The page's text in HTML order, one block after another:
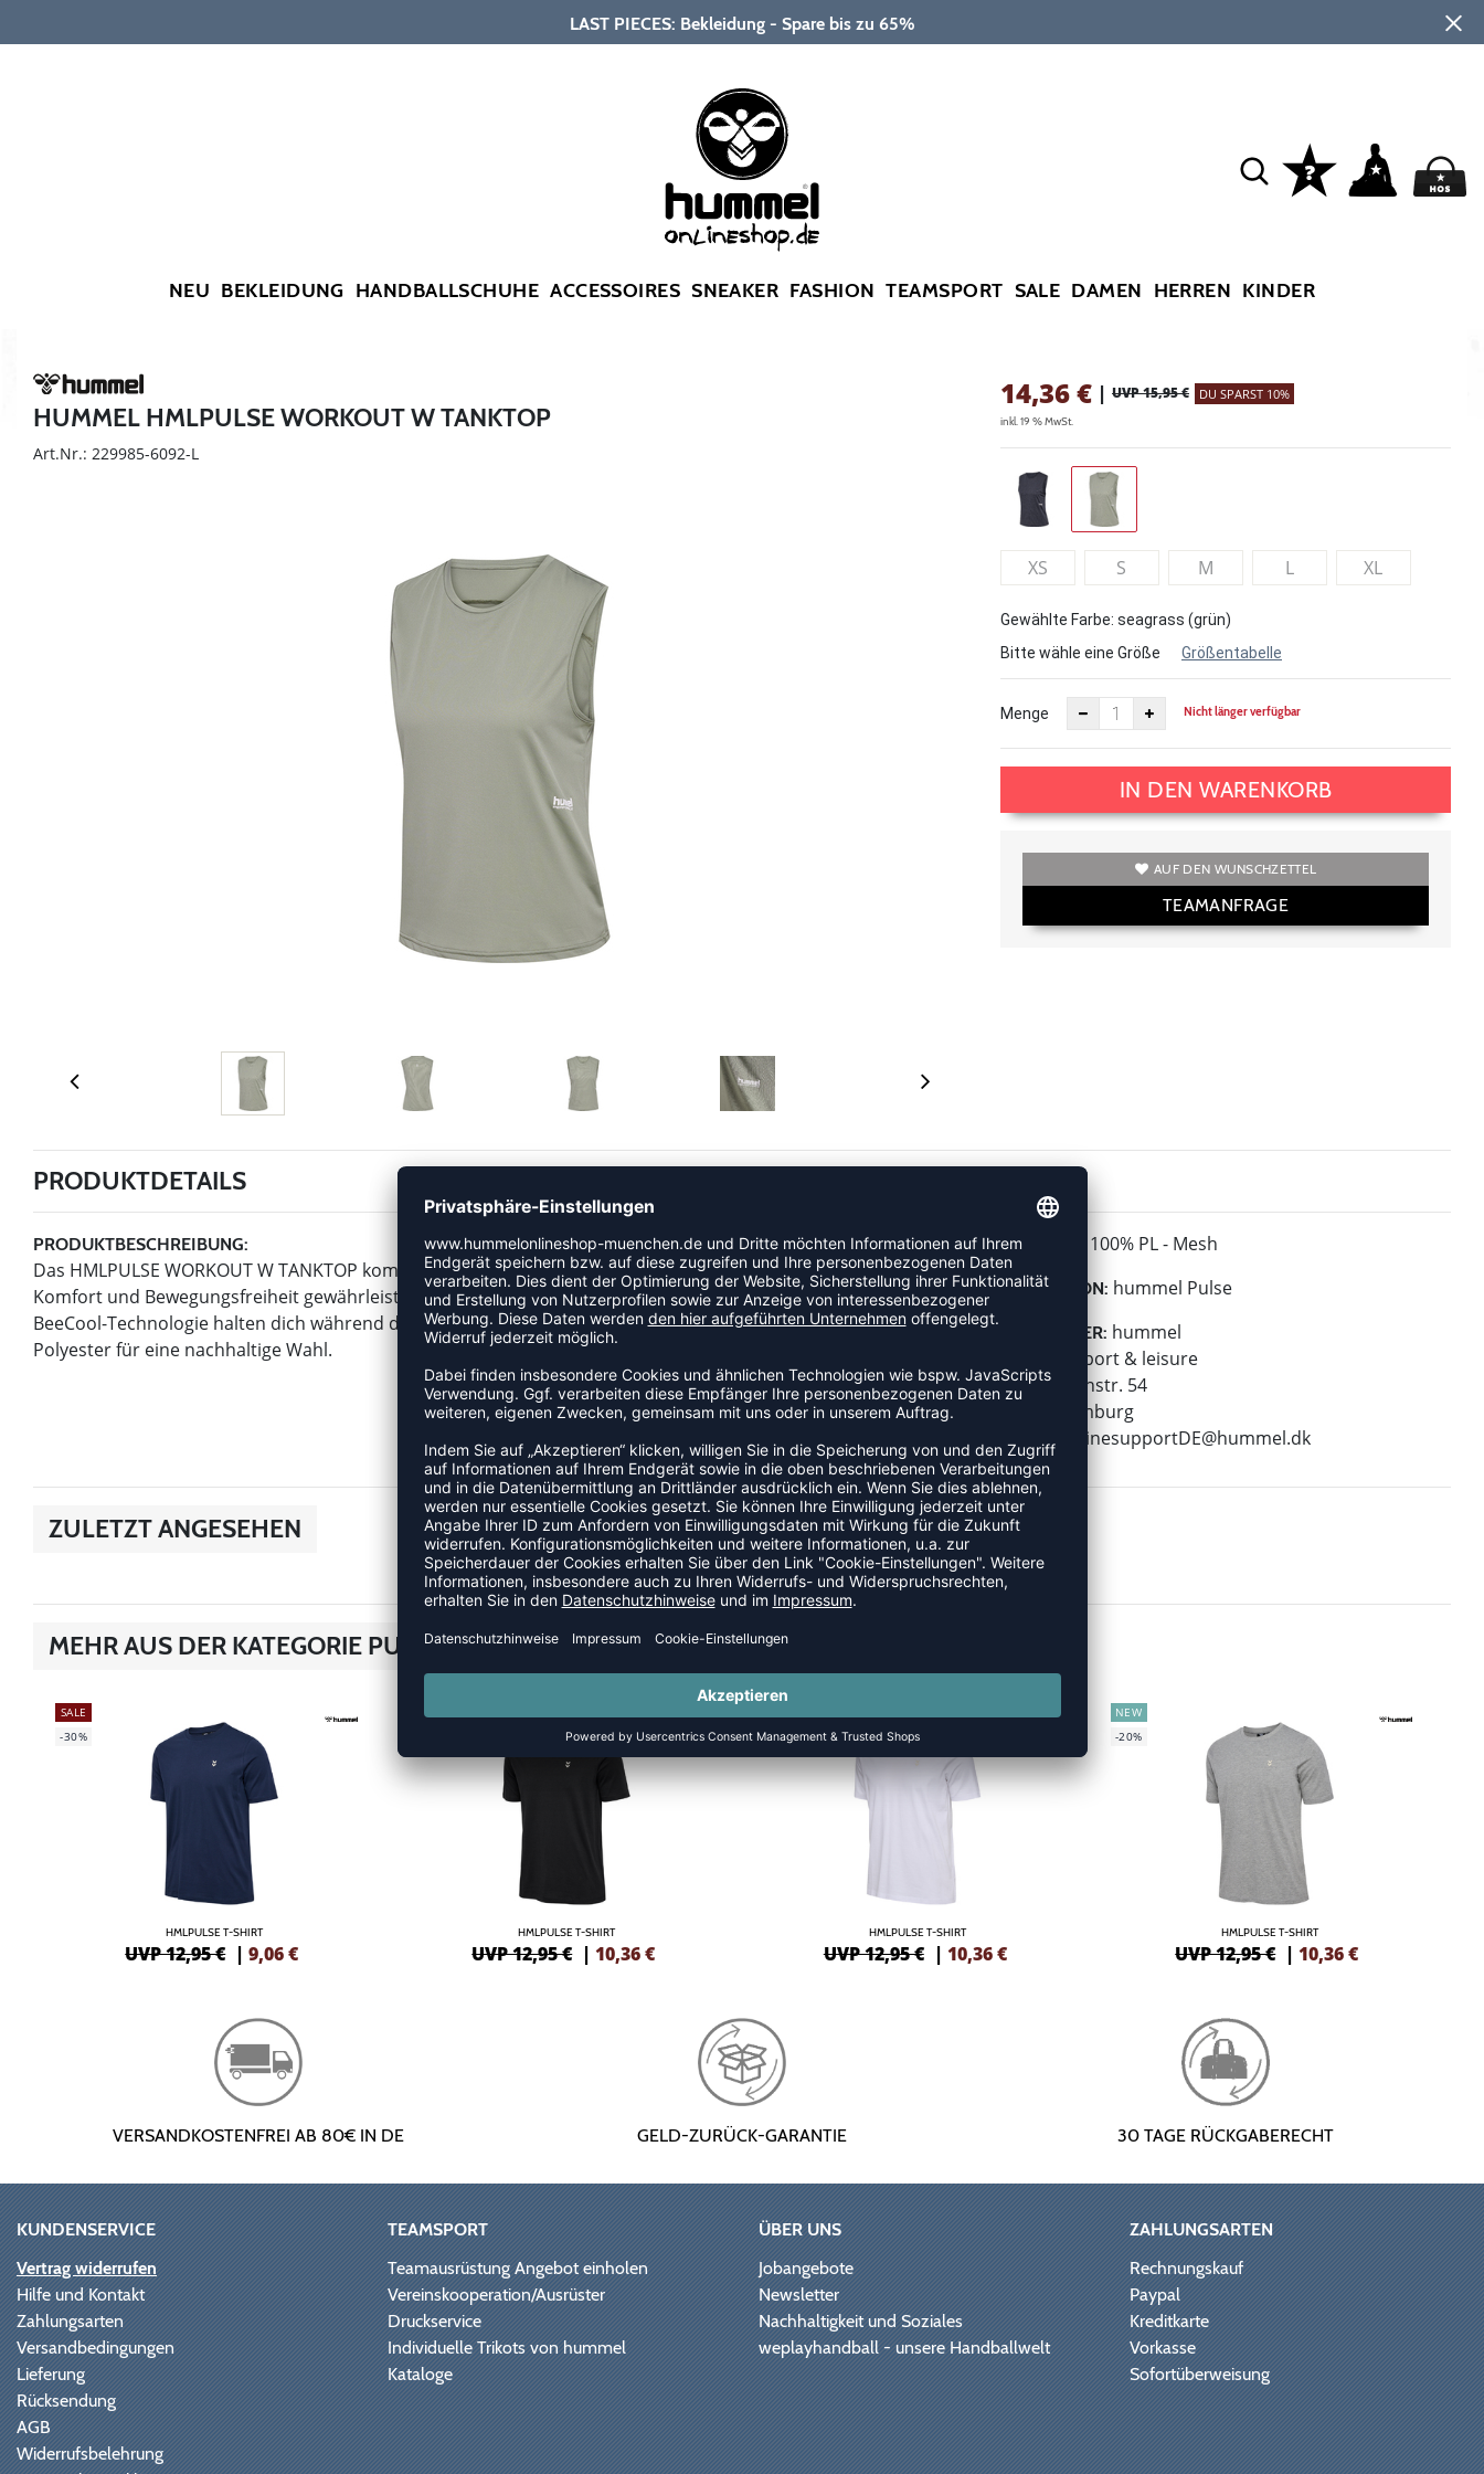
LAST PIECES: Bekleidung - Spare bis zu 65%
NEU BEKLEIDUNG HANDBALLSCHUHE ACCESSOIRES SNEAKER FASHION TEAMSPORT SALE DAMEN HERREN KINDER
HUMMEL HMLPULSE WORKOUT W TANKTOP
Art.Nr.: 229985-6092-L
14,36€ | UVP 15,95 € DU SPARST 10%
inkl. 19 % MwSt.
XS S M L XL
Gewählte Farbe: seagrass (grün)
Bitte wähle eine Größe
Größentabelle
Menge Nicht länger verfügbar
IN DEN WARENKORB
AUF DEN WUNSCHZETTEL
TEAMANFRAGE
PRODUKTDETAILS
PRODUKTBESCHREIBUNG:
Das HMLPULSE WORKOUT W TANKTOP kombiniert Atmungsaktivität und Funktionalität mit Jerseymaterial, das
Komfort und Bewegungsfreiheit gewährleistet. Die fluorfreie, wasserbasierte Drucktechnologie und hummels
BeeCool-Technologie halten dich während des Trainings trocken und kühl. Hergestellt aus 100 % recyceltem
Polyester für eine nachhaltige Wahl.
MATERIAL: 100% PL - Mesh
KOLLEKTION: hummel Pulse
HERSTELLER: hummel
hummel sport & leisure
Leverkusenstr. 54
22761 Hamburg
E-Mail:
onlinesupportDE@hummel.dk
ZULETZT ANGESEHEN
MEHR AUS DER KATEGORIE PULSE
SALE
-30%
HMLPULSE T-SHIRT
UVP 12,95 € |9,06€
NEW
HMLPULSE T-SHIRT
UVP 12,95 € |10,36€
-20%
HMLPULSE T-SHIRT
UVP 12,95 € | 10,36€
NEW
-20%
HMLPULSE T-SHIRT
UVP 12,95 € |10,36€
VERSANDKOSTENFREI AB 80€ IN DE GELD-ZURÜCK-GARANTIE 30 TAGE RÜCKGABERECHT
KUNDENSERVICE
Vertrag widerrufen
Hilfe und Kontakt
Zahlungsarten
Versandbedingungen
Lieferung
Rücksendung
AGB
Widerrufsbelehrung
TEAMSPORT
Teamausrüstung Angebot einholen
Vereinskooperation/Ausrüster
Druckservice
Individuelle Trikots von hummel
Kataloge
ÜBER UNS
Jobangebote
Newsletter
Nachhaltigkeit und Soziales
weplayhandball - unsere Handballwelt
ZAHLUNGSARTEN
Rechnungskauf
Paypal
Kreditkarte
Vorkasse
Sofortüberweisung